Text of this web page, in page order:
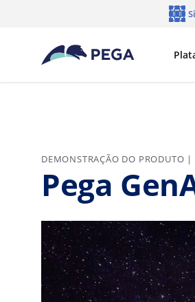
Pular para o conteúdo principal
DEMONSTRAÇÃO DO PRODUTO
Pega